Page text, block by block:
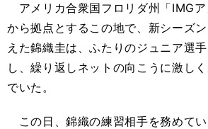
アメリカ合衆国フロリダ州「IMG
から拠点とするこの地で、新シーズ
えた錦織圭は、ふたりのジュニア選
し、繰り返しネットの向こうに激し
でいた。
この日、錦織の練習相手を務めて